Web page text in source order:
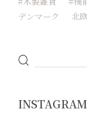
デンマーク
北
INSTAGRAM